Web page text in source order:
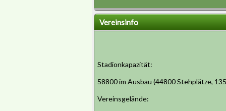
Vereinsinfo
Stadionkapazität:
58800 im Ausbau (44800 Stehplätze,
Vereinsgelände: